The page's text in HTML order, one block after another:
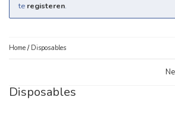
te registeren.
Home / Disposables
Disposables